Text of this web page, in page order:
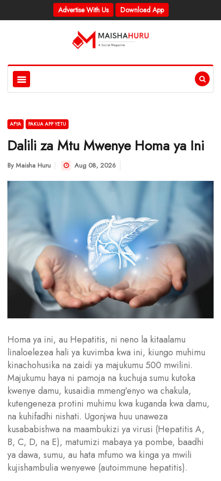
Advertise With Us Download App
AFYA PAKUA APP YETU
Dalili za Mtu Mwenye Homa ya Ini
By Maisha Huru Aug 08, 2026
Homa ya ini, au Hepatitis, ni neno la kitaalamu
linaloelezea hali ya kuvimba kwa ini, kiungo muhimu
kinachohusika na zaidi ya majukumu 500 mwilini.
Majukumu haya ni pamoja na kuchuja sumu kutoka
kwenye damu, kusaidia mmeng'enyo wa chakula,
kutengeneza protini muhimu kwa kuganda kwa damu,
na kuhifadhi nishati. Ugonjwa huu unaweza
kusababishwa na maambukizi ya virusi (Hepatitis A,
B, C, D, na E), matumizi mabaya ya pombe, baadhi
ya dawa, sumu, au hata mfumo wa kinga ya mwili
kujishambulia wenyewe (autoimmune hepatitis).